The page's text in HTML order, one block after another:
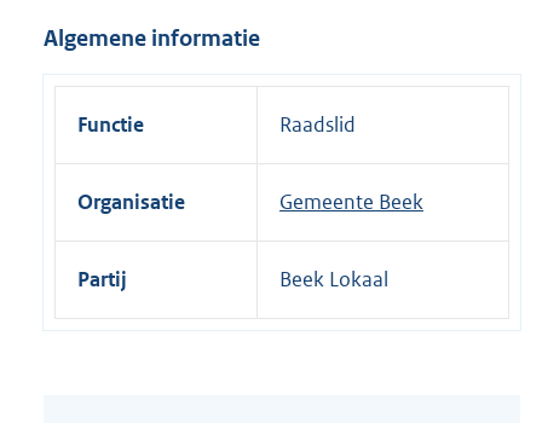
n
k
Algemene informatie
Functie Raadslid
Organisatie Gemeente Beek
Partij Beek Lokaal